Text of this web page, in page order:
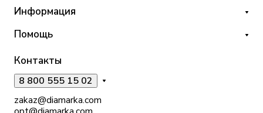
Информация
Помощь
Контакты
8 800 555 15 02
zakaz@diamarka.com